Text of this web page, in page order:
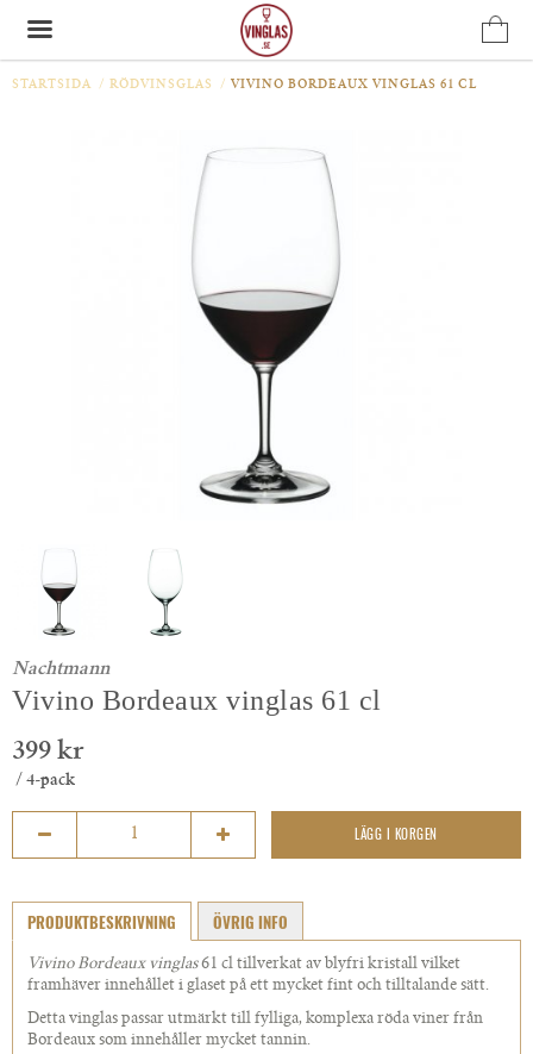
STARTSIDA / RÖDVINSGLAS / VIVINO BORDEAUX VINGLAS 61 CL
Nachtmann
Vivino Bordeaux vinglas 61 cl
399 kr
/ 4-pack
LÄGG I KORGEN
PRODUKTBESKRIVNING ÖVRIG INFO
Vivino Bordeaux vinglas61 cl tillverkat av blyfri kristall vilket
framhäver innehållet i glaset på ett mycket fint och tilltalande sätt.
Detta vinglas passar utmärkt till fylliga, komplexa röda viner från
Bordeaux som innehåller mycket tannin.